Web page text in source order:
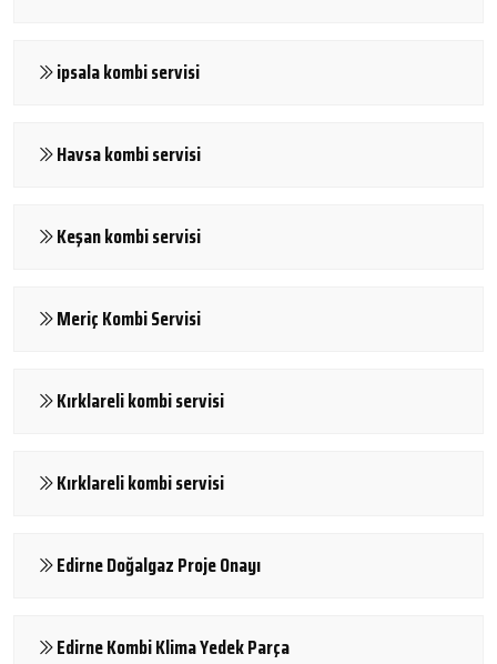
ipsala kombi servisi
Havsa kombi servisi
Keşan kombi servisi
Meriç Kombi Servisi
Kırklareli kombi servisi
Kırklareli kombi servisi
Edirne Doğalgaz Proje Onayı
Edirne Kombi Klima Yedek Parça